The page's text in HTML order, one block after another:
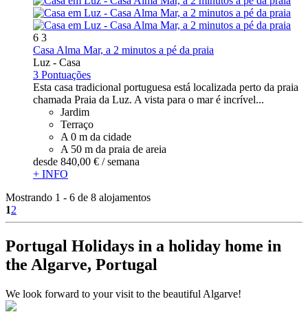
6 3
Casa Alma Mar, a 2 minutos a pé da praia
Luz - Casa
3 Pontuações
Esta casa tradicional portuguesa está localizada perto da praia
chamada Praia da Luz. A vista para o mar é incrível...
Jardim
Terraço
A 0 m da cidade
A 50 m da praia de areia
desde 840,00 € / semana
+ INFO
Mostrando 1 - 6 de 8 alojamentos
12
Portugal Holidays in a holiday home in
the Algarve, Portugal
We look forward to your visit to the beautiful Algarve!